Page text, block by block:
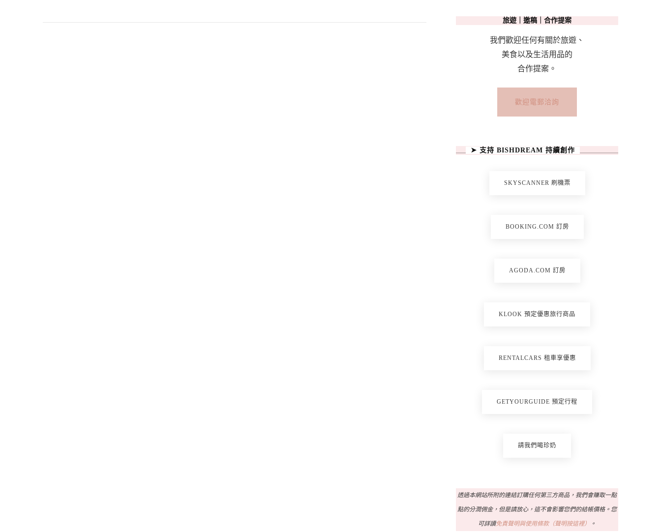
旅遊｜邀稿｜合作提案
我們歡迎任何有關於旅遊、
美食以及生活用品的
合作提案。
歡迎電郵洽詢
➤ 支持 BISHDREAM 持續創作
SKYSCANNER 刷機票
BOOKING.COM 訂房
AGODA.COM 訂房
KLOOK 預定優惠旅行商品
RENTALCARS 租車享優惠
GETYOURGUIDE 預定行程
請我們喝珍奶
透過本網站所附的連結訂購任何第三方商品，我們會賺取一點
點的分潤佣金，但是請放心，這不會影響您們的結帳價格。您
可詳讀免責聲明與使用條款（聲明按這裡） 。